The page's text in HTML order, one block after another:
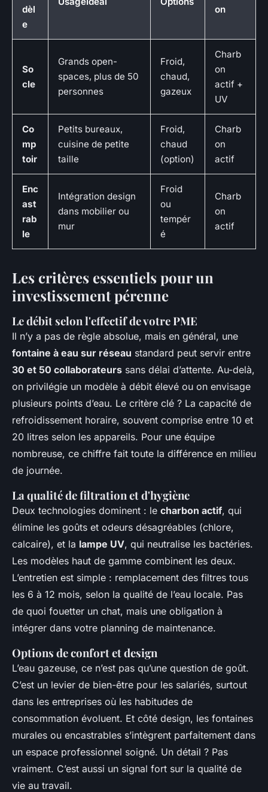
dèl
e
on
So
cle
Grands open-
spaces, plus de 50
personnes
Froid,
chaud,
gazeux
Charb
on
actif +
UV
Co
mp
toir
Petits bureaux,
cuisine de petite
taille
Froid,
chaud
(option)
Charb
on
actif
Enc
ast
rab
le
Intégration design
dans mobilier ou
mur
Froid
ou
tempér
é
Charb
on
actif
Les critères essentiels pour un
investissement pérenne
Le débit selon l'effectif de votre PME
Il n’y a pas de règle absolue, mais en général, une
fontaine à eau sur réseau standard peut servir entre
30 et 50 collaborateurs sans délai d’attente. Au-delà,
on privilégie un modèle à débit élevé ou on envisage
plusieurs points d’eau. Le critère clé ? La capacité de
refroidissement horaire, souvent comprise entre 10 et
20 litres selon les appareils. Pour une équipe
nombreuse, ce chiffre fait toute la différence en milieu
de journée.
La qualité de filtration et d'hygiène
Deux technologies dominent : le charbon actif, qui
élimine les goûts et odeurs désagréables (chlore,
calcaire), et la lampe UV, qui neutralise les bactéries.
Les modèles haut de gamme combinent les deux.
L’entretien est simple : remplacement des filtres tous
les 6 à 12 mois, selon la qualité de l’eau locale. Pas
de quoi fouetter un chat, mais une obligation à
intégrer dans votre planning de maintenance.
Options de confort et design
L’eau gazeuse, ce n’est pas qu’une question de goût.
C’est un levier de bien-être pour les salariés, surtout
dans les entreprises où les habitudes de
consommation évoluent. Et côté design, les fontaines
murales ou encastrables s’intègrent parfaitement dans
un espace professionnel soigné. Un détail ? Pas
vraiment. C’est aussi un signal fort sur la qualité de
vie au travail.